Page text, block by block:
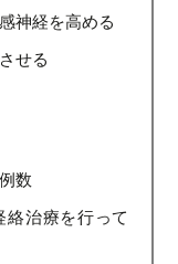
神経を高める
せる
数
絡治療を行って